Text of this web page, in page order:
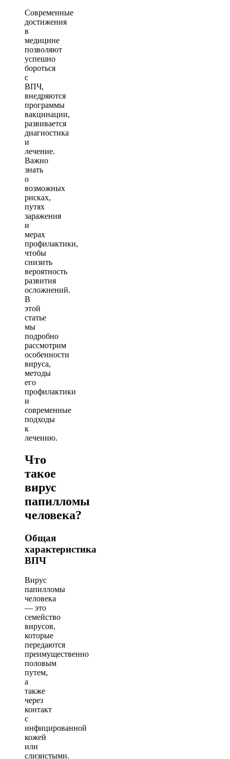
Современные
достижения
в
медицине
позволяют
успешно
бороться
с
ВПЧ,
внедряются
программы
вакцинации,
развивается
диагностика
и
лечение.
Важно
знать
о
возможных
рисках,
путях
заражения
и
мерах
профилактики,
чтобы
снизить
вероятность
развития
осложнений.
В
этой
статье
мы
подробно
рассмотрим
особенности
вируса,
методы
его
профилактики
и
современные
подходы
к
лечению.
Что
такое
вирус
папилломы
человека?
Общая
характеристика
ВПЧ
Вирус
папилломы
человека
— это
семейство
вирусов,
которые
передаются
преимущественно
половым
путем,
а
также
через
контакт
с
инфицированной
кожей
или
слизистыми.